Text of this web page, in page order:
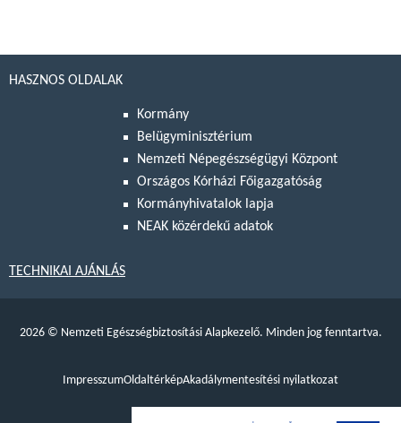
HASZNOS OLDALAK
Kormány
Belügyminisztérium
Nemzeti Népegészségügyi Központ
Országos Kórházi Főigazgatóság
Kormányhivatalok lapja
NEAK közérdekű adatok
TECHNIKAI AJÁNLÁS
2026 © Nemzeti Egészségbiztosítási Alapkezelő. Minden jog fenntartva.
ImpresszumOldaltérképAkadálymentesítési nyilatkozat